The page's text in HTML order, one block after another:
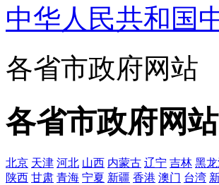
中华人民共和国
各省市政府网站
各省市政府网
北京 天津 河北 山西 内蒙古 辽宁 吉林 黑
陕西 甘肃 青海 宁夏 新疆 香港 澳门 台湾